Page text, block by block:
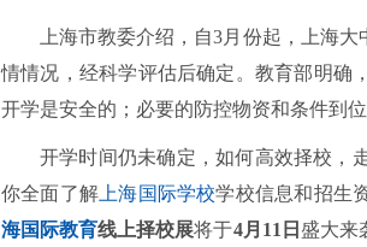
上海市教委介绍，自3月份起，上海
情情况，经科学评估后确定。教育部明确
开学是安全的；必要的防控物资和条件到位
开学时间仍未确定，如何高效择校，
你全面了解 上海国际学校学校信息和招生
海国际教育线上择校展将于4月11日 盛大来